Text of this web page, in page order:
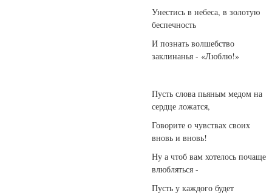
Унестись в небеса, в золотую
беспечность
И познать волшебство
заклинанья - «Люблю!»
Пусть слова пьяным медом на
сердце ложатся,
Говорите о чувствах своих
вновь и вновь!
Ну а чтоб вам хотелось почаще
влюбляться -
Пусть у каждого будет